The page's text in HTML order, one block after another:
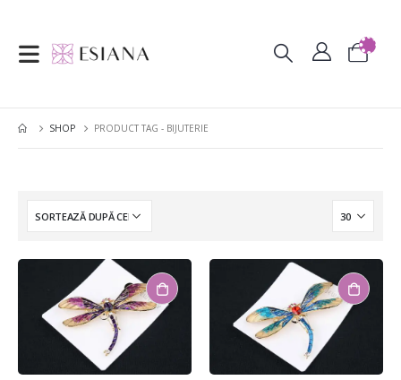
SHOP PRODUCT TAG - BIJUTERIE